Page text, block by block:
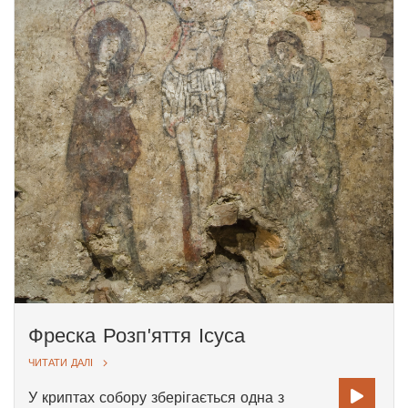
саркофаг. Насправді ж пошуки останків
Вітаутаса не припиняються й досі.
Саркофаг для останків Вітаутаса
Великого. Чехословаччина, 1930 рік.
Національний музей Литви
Фреска Розп'яття Ісуса
ЧИТАТИ ДАЛІ
У криптах собору зберігається одна з